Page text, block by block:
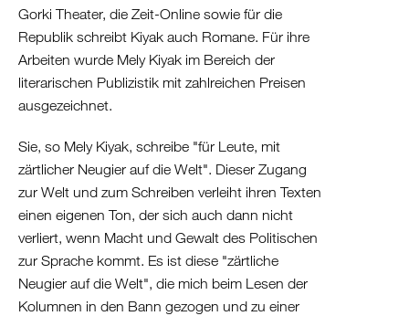
Gorki Theater, die Zeit-Online sowie für die
Republik schreibt Kiyak auch Romane. Für ihre
Arbeiten wurde Mely Kiyak im Bereich der
literarischen Publizistik mit zahlreichen Preisen
ausgezeichnet.
Sie, so Mely Kiyak, schreibe "für Leute, mit
zärtlicher Neugier auf die Welt". Dieser Zugang
zur Welt und zum Schreiben verleiht ihren Texten
einen eigenen Ton, der sich auch dann nicht
verliert, wenn Macht und Gewalt des Politischen
zur Sprache kommt. Es ist diese "zärtliche
Neugier auf die Welt", die mich beim Lesen der
Kolumnen in den Bann gezogen und zu einer